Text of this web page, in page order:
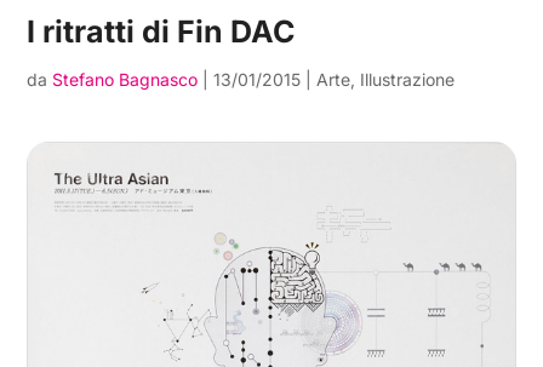
I ritratti di Fin DAC
da Stefano Bagnasco |13/01/2015 Arte, Illustrazione